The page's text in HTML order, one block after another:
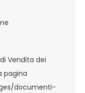
Vendita dei
pagina
documenti-